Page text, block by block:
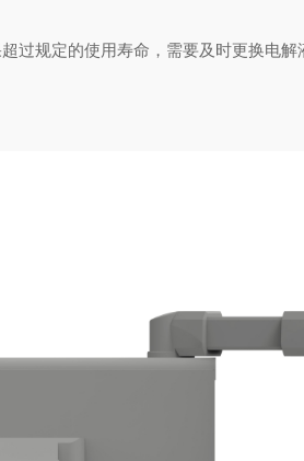
规定的使用寿命，需要及时更换电解